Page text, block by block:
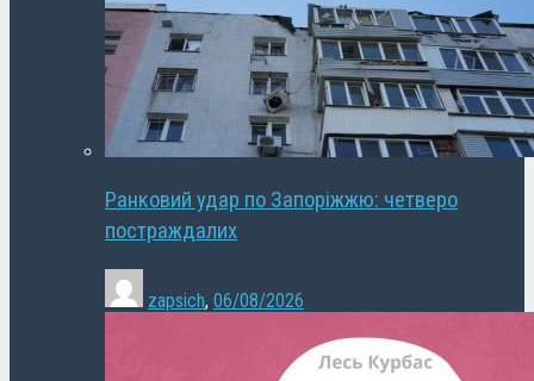
Ранковий удар по Запоріжжю: четверо
постраждалих
zapsich, 06/08/2026